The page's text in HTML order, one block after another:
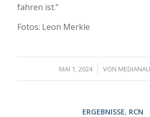
fahren ist.“
Fotos: Leon Merkle
MAI 1, 2024
/ VON
ERGEBNISSE, RCN